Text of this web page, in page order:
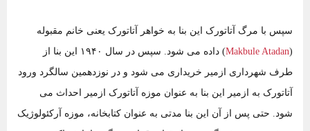
سپس با مرگ آتاتورک این بنا به خواهر آتاتورک یعنی خانم مقبوله
(
Makbule Atadan
) داده می شود. سپس در سال ۱۹۴۰ این بنا از
طرف شهرداری ازمیر خریداری می شود و در نوزدهمین سالگرد ورود
آتاتورک به ازمیر این بنا به عنوان موزه آتاتورک ازمیر احداث می
شود. حتی پس از آن این بنا مدتی به عنوان کتابخانه، موزه آرکئولوژیک